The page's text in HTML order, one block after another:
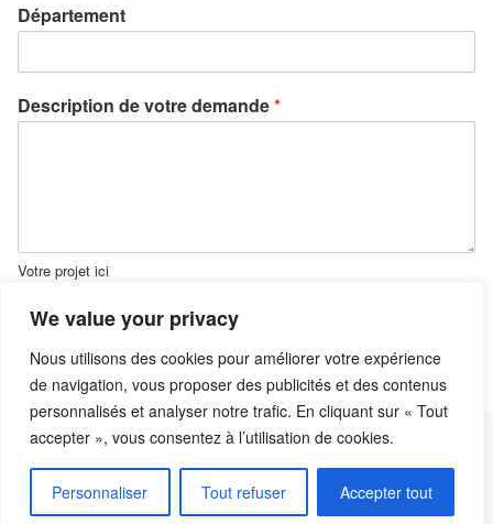
We value your privacy
Nous utilisons des cookies pour améliorer votre expérience
de navigation, vous proposer des publicités et des contenus
personnalisés et analyser notre trafic. En cliquant sur « Tout
accepter », vous consentez à l’utilisation de cookies.
Personnaliser Tout refuser Accepter tout
Département
Description de votre demande*
Votre projet ici
Envoyer
Mentions légales Plan du Site Recherche
Rechercher
Fièrement propulsé parTempera&WordPress.